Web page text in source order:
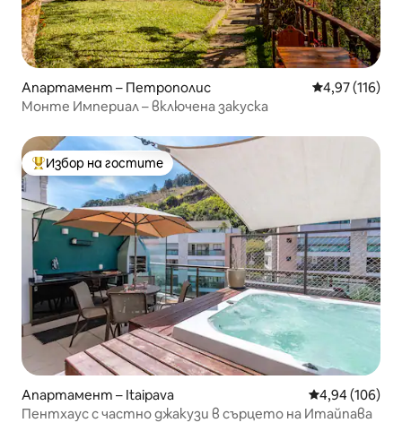
Апартамент – Петрополис Средна
4,97 (116)
Монте Империал – включена закуска
Най-популярен избор на гостите
Избор на гостите
Апартамент – Itaipava Средна
4,94 (106)
Пентхаус с частно джакузи в сърцето на Итайпава